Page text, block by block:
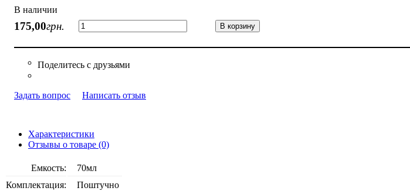
В наличии
175,00грн. В корзину
Задать вопрос Написать отзыв
Характеристики
Отзывы о товаре (0)
Емкость:
70мл
Комплектация:
Поштучно